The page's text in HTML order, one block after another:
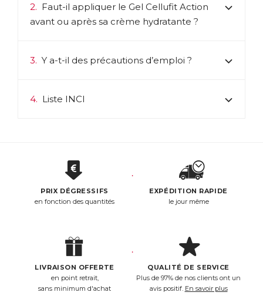
2. Faut-il appliquer le Gel Cellufit Action
avant ou après sa crème hydratante ?
3. Y a-t-il des précautions d’emploi ?
4. Liste INCI
PRIX DÉGRESSIFS
en fonction des quantités
EXPÉDITION RAPIDE
le jour même
LIVRAISON OFFERTE
en point retrait,
sans minimum d'achat
QUALITÉ DE SERVICE
Plus de 97% de nos clients ont un
avis positif. En savoir plus